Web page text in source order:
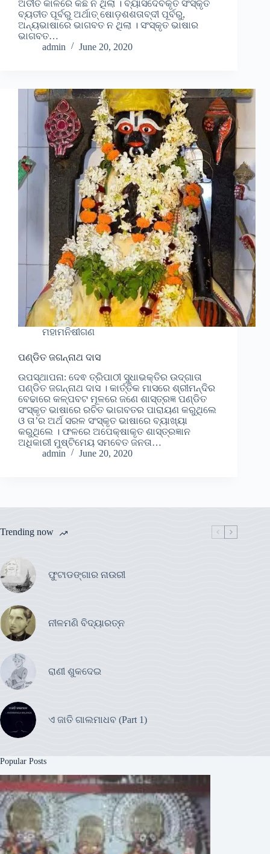
ଅତୀତ କାଳରେ କିଛି ନ ଥିଲା । ବ୍ୟାସଦେବକୃତ ସଂସ୍କୃତ
ବ୍ୟତୀତ ପୂର୍ବରୁ ଅର୍ଥାତ୍ ଷୋଡ଼ଶଶତାବ୍ଦୀ ପୂର୍ବରୁ,
ଅନ୍ୟଭାଷାରେ ଭାଗବତ ନ ଥିଲା । ସଂସ୍କୃତ ଭାଷାର
ଭାଗବତ…
admin
June 20, 2020
ମହାମନିଷୀଗଣ
ପଣ୍ଡିତ ଜଗନ୍ନାଥ ଦାସ
ଉପସ୍ଥାପନା: ଦେଵ ତ୍ରିପାଠୀ ସୁଧାଭକ୍ତିର ଉଦ୍ଗାତା
ପଣ୍ଡିତ ଜଗନ୍ନାଥ ଦାସ । କାର୍ତ୍ତିକ ମାସରେ ଶ୍ରୀମନ୍ଦିର
ବେଢାରେ କଳ୍ପବଟ ମୂଳରେ ଜଣେ ଶାସ୍ତ୍ରଜ୍ଞ ପଣ୍ଡିତ
ସଂସ୍କୃତ ଭାଷାରେ ରଚିତ ଭାଗବତର ପାରାୟଣ କରୁଥିଲେ
ଓ ତା’ର ଅର୍ଥ ସରଳ ସଂସ୍କୃତ ଭାଷାରେ ବ୍ୟାଖ୍ୟା
କରୁଥିଲେ । ଫଳରେ ଅପେକ୍ଷାକୃତ ଶାସ୍ତ୍ରଜ୍ଞାନ
ଅଧିକାରୀ ମୁଷ୍ଟିମେୟ ସମବେତ ଜନତା…
admin
June 20, 2020
Trending now
ଫୁଟାଡଙ୍ଗାର ନାଉରୀ
ନୀଳମଣି ବିଦ୍ୟାରତ୍ନ
ରାଣୀ ଶୁକଦେଇ
ଏ ଜାତି ଗାଲମାଧବ (Part 1)
Popular Posts